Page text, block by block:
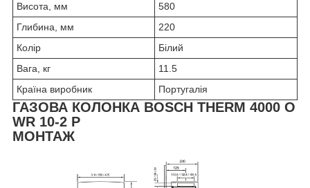
Висота, мм
580
Глибина, мм
220
Колір
Білий
Вага, кг
11.5
Країна виробник
Португалія
ГАЗОВА КОЛОНКА BOSCH THERM 4000 O
WR 10-2 P
МОНТАЖ